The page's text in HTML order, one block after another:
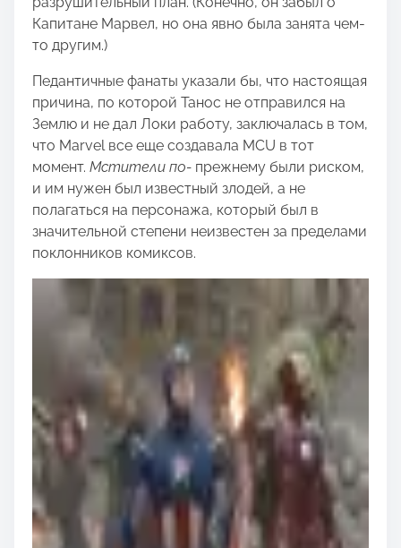
Капитане Марвел, но она явно была занята чем-
то другим.)
Педантичные фанаты указали бы, что настоящая
причина, по которой Танос не отправился на
Землю и не дал Локи работу, заключалась в том,
что Marvel все еще создавала MCU в тот
момент. Мстители по- прежнему были риском,
и им нужен был известный злодей, а не
полагаться на персонажа, который был в
значительной степени неизвестен за пределами
поклонников комиксов.